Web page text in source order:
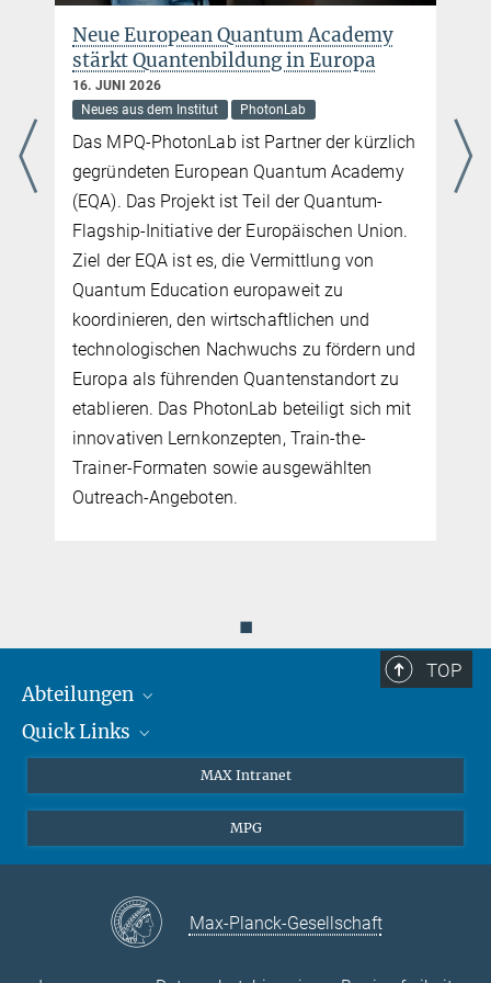
Neue European Quantum Academy
stärkt Quantenbildung in Europa
16. JUNI 2026
Neues aus dem Institut
PhotonLab
Das MPQ-PhotonLab ist Partner der kürzlich
gegründeten European Quantum Academy
(EQA). Das Projekt ist Teil der Quantum-
Flagship-Initiative der Europäischen Union.
Ziel der EQA ist es, die Vermittlung von
Quantum Education europaweit zu
koordinieren, den wirtschaftlichen und
technologischen Nachwuchs zu fördern und
Europa als führenden Quantenstandort zu
etablieren. Das PhotonLab beteiligt sich mit
innovativen Lernkonzepten, Train-the-
Trainer-Formaten sowie ausgewählten
Outreach-Angeboten.
◼
TOP
Abteilungen
Attosekundenphysik
Quantendynamik
Quick Links
EU-Büro
Kontakt
Instagram
MAX Intranet
MPG
Max-Planck-Gesellschaft